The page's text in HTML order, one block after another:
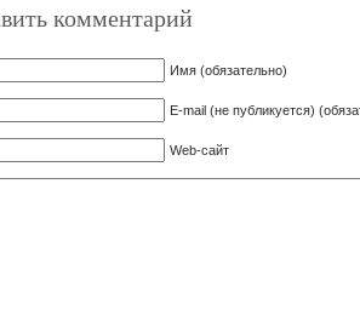
комментарий
Имя (обязательно)
E-mail (не публикуется)
Web-сайт